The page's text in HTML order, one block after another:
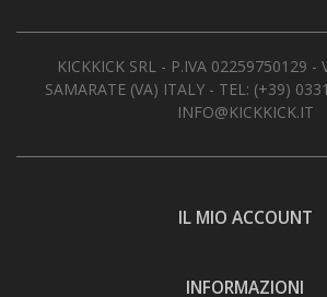
KICKKICK SRL - P.IVA 02259750129 -
SAMARATE (VA) ITALY - TEL: (+39)
INFO@KICKKICK.IT
IL MIO ACCOUNT
INFORMAZIONI